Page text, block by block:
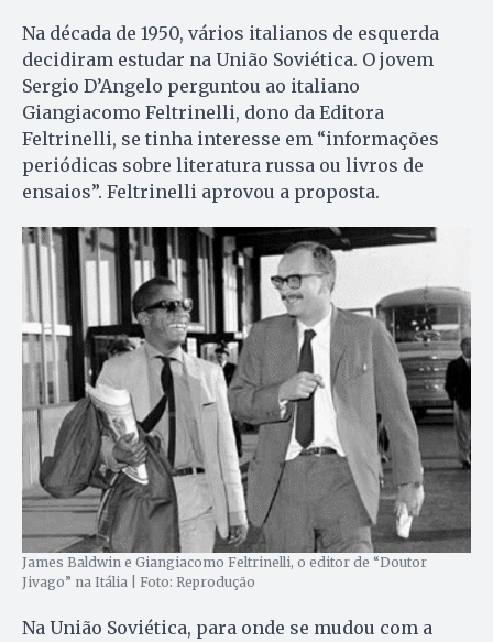
Na década de 1950, vários italianos de esquerda
decidiram estudar na União Soviética. O jovem
Sergio D’Angelo perguntou ao italiano
Giangiacomo Feltrinelli, dono da Editora
Feltrinelli, se tinha interesse em “informações
periódicas sobre literatura russa ou livros de
ensaios”. Feltrinelli aprovou a proposta.
James Baldwin e Giangiacomo Feltrinelli, o editor de “Doutor
Jivago” na Itália | Foto: Reprodução
Na União Soviética, para onde se mudou com a